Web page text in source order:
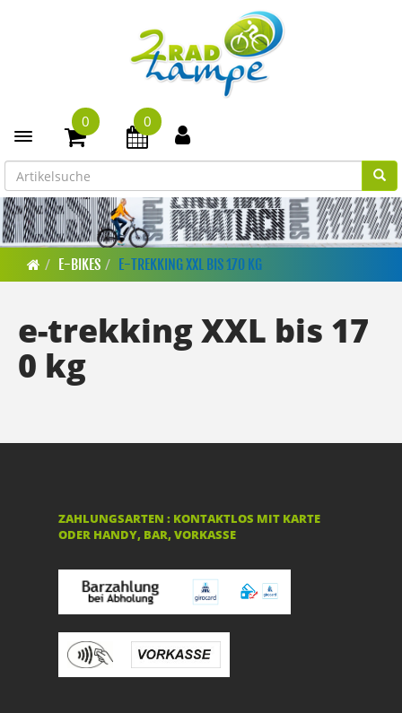
Toggle navigation
0 0
E-BIKES E-TREKKING XXL BIS 170 KG
e-trekking XXL bis 17
0 kg
ZAHLUNGSARTEN : KONTAKTLOS MIT KARTE
ODER HANDY, BAR, VORKASSE